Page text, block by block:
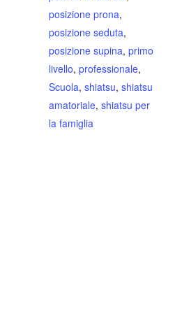
posizione prona,
posizione seduta,
posizione supina,primo
livello,professionale,
Scuola,shiatsu,shiatsu
amatoriale,shiatsu per
la famiglia